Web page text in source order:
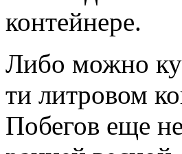
контейнере.
Либо можно
ти литровом
Побегов еще